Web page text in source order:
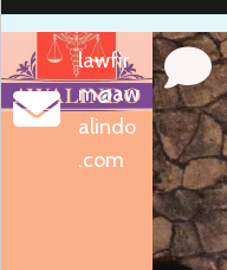
lawfir
m@aw
alindo
.com